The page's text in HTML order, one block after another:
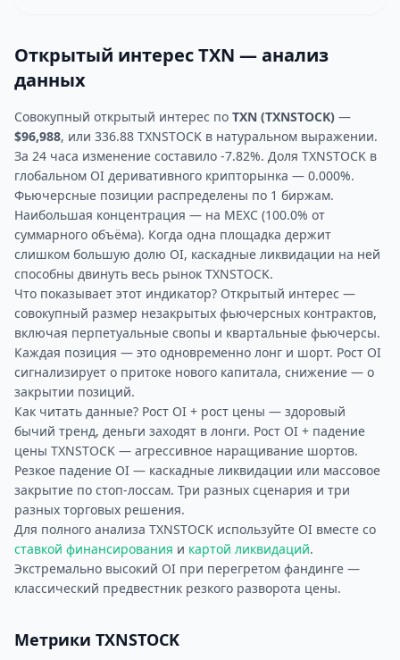
Открытый интерес TXN — анализ
данных
Совокупный открытый интерес по TXN (TXNSTOCK) —
$96,988, или 336.88 TXNSTOCK в натуральном выражении.
За 24 часа изменение составило -7.82%. Доля TXNSTOCK в
глобальном OI деривативного крипторынка — 0.000%.
Фьючерсные позиции распределены по 1 биржам.
Наибольшая концентрация — на MEXC (100.0% от
суммарного объёма). Когда одна площадка держит
слишком большую долю OI, каскадные ликвидации на ней
способны двинуть весь рынок TXNSTOCK.
Что показывает этот индикатор? Открытый интерес —
совокупный размер незакрытых фьючерсных контрактов,
включая перпетуальные свопы и квартальные фьючерсы.
Каждая позиция — это одновременно лонг и шорт. Рост OI
сигнализирует о притоке нового капитала, снижение — о
закрытии позиций.
Как читать данные? Рост OI + рост цены — здоровый
бычий тренд, деньги заходят в лонги. Рост OI + падение
цены TXNSTOCK — агрессивное наращивание шортов.
Резкое падение OI — каскадные ликвидации или массовое
закрытие по стоп-лоссам. Три разных сценария и три
разных торговых решения.
Для полного анализа TXNSTOCK используйте OI вместе со
ставкой финансирования и картой ликвидаций.
Экстремально высокий OI при перегретом фандинге —
классический предвестник резкого разворота цены.
Метрики TXNSTOCK